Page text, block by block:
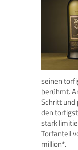
seinen
berühmt.
Schritt und
den
stark
Torfanteil
million*.